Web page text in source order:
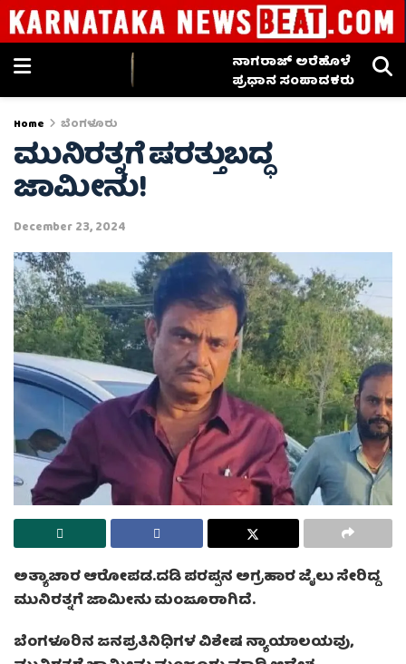
ನಾಗರಾಜ್ ಅರೆಹೊಳೆ
ಪ್ರಧಾನ ಸಂಪಾದಕರು
Home ಬೆಂಗಳೂರು
ಮುನಿರತ್ನಗೆ ಷರತ್ತುಬದ್ಧ
ಜಾಮೀನು!
December 23, 2024
ಅತ್ಯಾಚಾರ ಆರೋಪಡ.ದಡಿ ಪರಪ್ಪನ ಅಗ್ರಹಾರ ಜೈಲು ಸೇರಿದ್ದ
ಮುನಿರತ್ನಗೆ ಜಾಮೀನು ಮಂಜೂರಾಗಿದೆ.
ಬೆಂಗಳೂರಿನ ಜನಪ್ರತಿನಿಧಿಗಳ ವಿಶೇಷ ನ್ಯಾಯಾಲಯವು,